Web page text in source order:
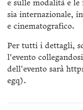
e sulle modalità e le
sia internazionale,
e cinematografico.
Per tutti i dettagli,
l'evento
dell'evento sarà
egq).